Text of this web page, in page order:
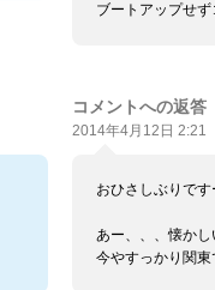
ブートアップせず
コメントへの返答
2014年4月12日 2:21
おひさしぶりです
あー、、、懐かし
今やすっかり関東